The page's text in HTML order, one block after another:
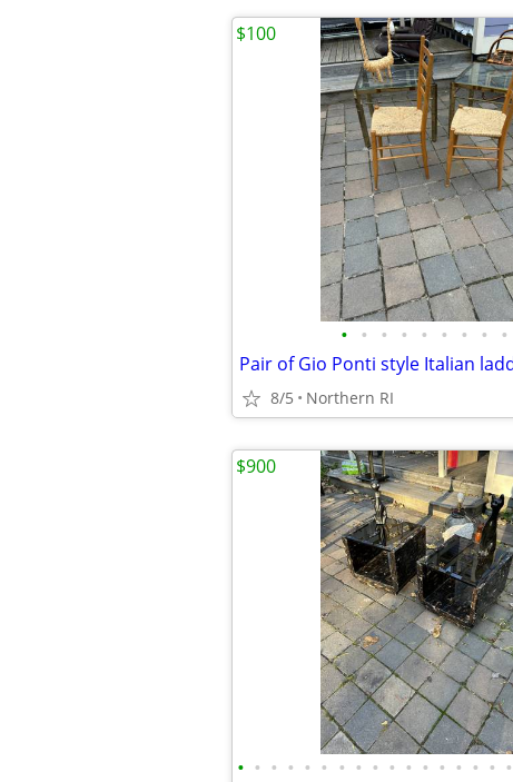
• • • • • • • • •
8/5 Northern RI
$100
• • • • • • • • • • • • • • • • •
$900